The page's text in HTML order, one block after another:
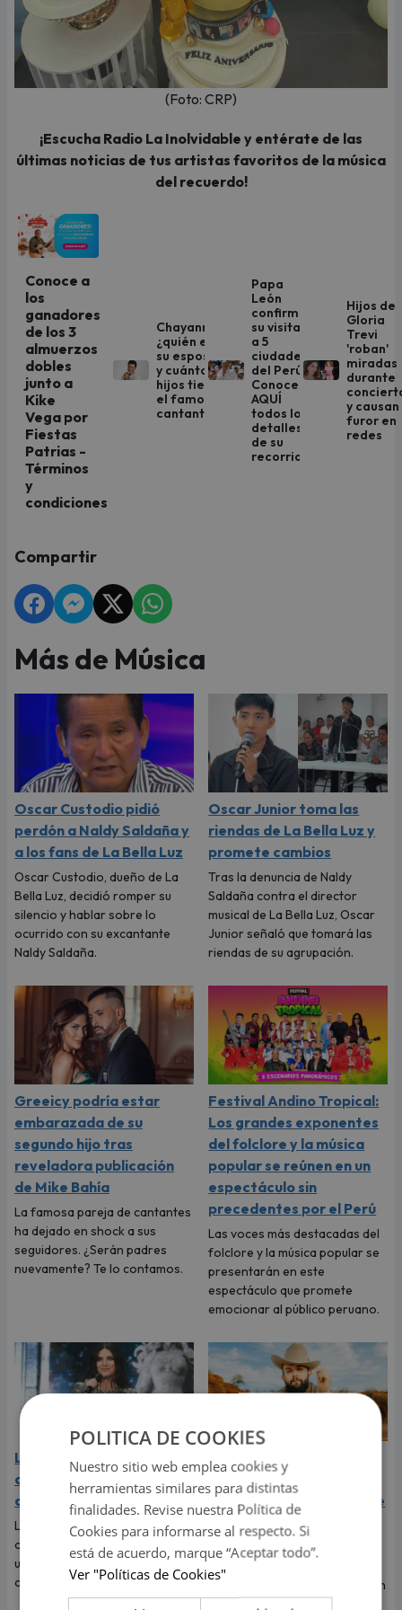
(Foto: CRP)
¡Escucha Radio La Inolvidable y entérate de las
últimas noticias de tus artistas favoritos de la música
del recuerdo!
Conoce a
los
ganadores
de los 3
almuerzos
dobles
junto a
Kike
Vega por
Fiestas
Patrias -
Términos
y
condiciones
Chayanne:
¿quién es
su esposa
y cuántos
hijos tiene
el famoso
cantante?
Papa
León
confirmó
su visita
a 5
ciudades
del Perú:
Conoce
AQUÍ
todos los
detalles
de su
recorrido
Hijos de
Gloria
Trevi
'roban'
miradas
durante
y causan
furor en
redes
Compartir
Más de Música
Oscar Custodio pidió
perdón a Naldy Saldaña y
a los fans de La Bella Luz
Oscar Custodio, dueño de La
Bella Luz, decidió romper su
silencio y hablar sobre lo
ocurrido con su excantante
Naldy Saldaña.
Oscar Junior toma las
riendas de La Bella Luz y
promete cambios
Tras la denuncia de Naldy
Saldaña contra el director
musical de La Bella Luz, Oscar
Junior señaló que tomará las
riendas de su agrupación.
Greeicy podría estar
embarazada de su
segundo hijo tras
reveladora publicación
de Mike Bahía
La famosa pareja de cantantes
ha dejado en shock a sus
seguidores. ¿Serán padres
nuevamente? Te lo contamos.
Festival Andino Tropical:
Los grandes exponentes
del folclore y la música
popular se reúnen en un
espectáculo sin
precedentes por el Perú
Las voces más destacadas del
folclore y la música popular se
presentarán en este
espectáculo que promete
emocionar al público peruano.
Laura Pausini sorprendió
al revelar cuál de sus
canciones es su favorita
La reconocida artista reveló
cuál de todos sus éxitos ocupa
un lugar especial en su
corazón.
Carín León atraviesa su
mejor etapa profesional
y llega a Lima en el año de
su consagración musical
Carín León llega a Lima para
ofrecer este 6 de agosto un
único concierto en Costa 21, en
medio del mejor momento de
POLITICA DE COOKIES
Nuestro sitio web emplea cookies y
herramientas similares para distintas
finalidades. Revise nuestra Política de
Cookies para informarse al respecto. Si
está de acuerdo, marque “Aceptar todo”.
Ver "Políticas de Cookies"